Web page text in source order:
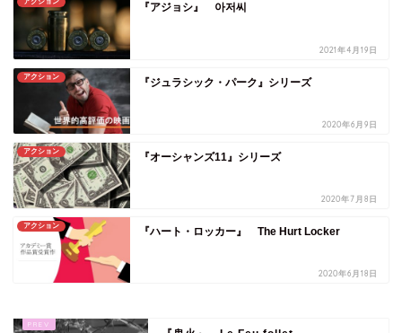
アクション 『アジョシ』 아저씨
2021年4月19日
アクション 『ジュラシック・パーク』シリーズ
2020年6月9日
アクション 『オーシャンズ11』シリーズ
2020年7月8日
アクション 『ハート・ロッカー』 The Hurt Locker
2020年6月18日